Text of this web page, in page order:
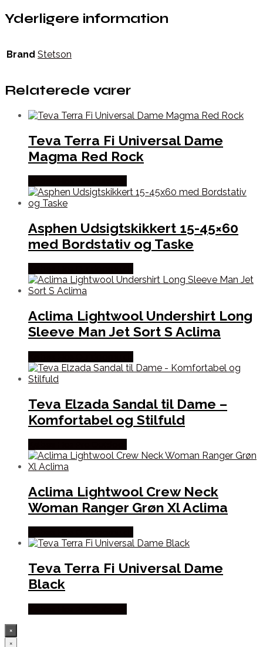
Yderligere information
Brand Stetson
Relaterede varer
Teva Terra Fi Universal Dame
Magma Red Rock
Asphen Udsigtskikkert 15-45×60
med Bordstativ og Taske
Aclima Lightwool Undershirt Long
Sleeve Man Jet Sort S Aclima
Teva Elzada Sandal til Dame –
Komfortabel og Stilfuld
Aclima Lightwool Crew Neck
Woman Ranger Grøn Xl Aclima
Teva Terra Fi Universal Dame
Black
×
×